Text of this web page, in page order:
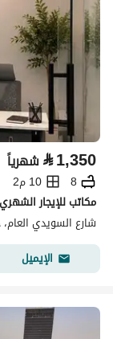
⃁1,350 شهرياً
8
10 م2
مكاتب للإيجار
شارع السويدي
الإيميل